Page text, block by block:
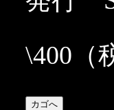
\400（